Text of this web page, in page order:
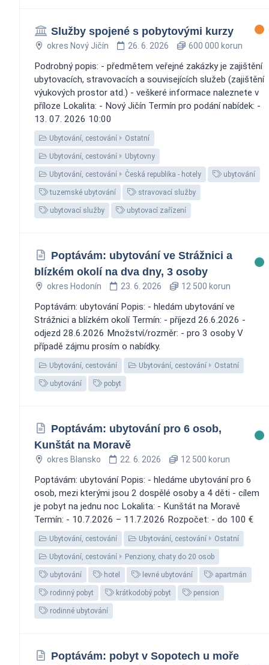
Služby spojené s pobytovými kurzy
okres Nový Jičín 26. 6. 2026 600 000 korun
Podrobný popis: - předmětem veřejné zakázky je zajištění
ubytovacích, stravovacích a souvisejících služeb (zajištění
výukových prostor atd.) - veškeré informace naleznete v
příloze Lokalita: - Nový Jičín Termín pro podání nabídek: -
13. 07. 2026 10:00
Ubytování, cestování Ostatní
Ubytování, cestování Ubytovny
Ubytování, cestování Česká republika - hotely ubytování
tuzemské ubytování stravovací služby
ubytovací služby ubytovací zařízení
Poptávám: ubytování ve Strážnici a
blízkém okolí na dva dny, 3 osoby
okres Hodonín 23. 6. 2026 12 500 korun
Poptávám: ubytování Popis: - hledám ubytování ve
Strážnici a blízkém okolí Termín: - příjezd 26.6.2026 -
odjezd 28.6.2026 Množství/rozměr: - pro 3 osoby V
případě zájmu prosím o nabídky.
Ubytování, cestování Ubytování, cestování Ostatní
ubytování pobyt
Poptávám: ubytování pro 6 osob,
Kunštát na Moravě
okres Blansko 22. 6. 2026 12 500 korun
Poptávám: ubytování Popis: - hledáme ubytování pro 6
osob, mezi kterými jsou 2 dospělé osoby a 4 děti - cílem
je pobyt na jednu noc Lokalita: - Kunštát na Moravě
Termín: - 10.7.2026 – 11.7.2026 Rozpočet: - do 100 €
Ubytování, cestování Ubytování, cestování Ostatní
Ubytování, cestování Penziony, chaty do 20 osob
ubytování hotel levné ubytování apartmán
rodinný pobyt krátkodobý pobyt pension
rodinné ubytování
Poptávám: pobyt v Sopotech u moře